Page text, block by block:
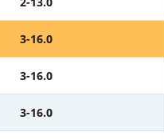
3-16.0
3-16.0
3-16.0